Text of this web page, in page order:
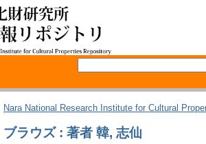
Nara National Research Institute for Cultural
ブラウズ : 著者 韓, 志仙